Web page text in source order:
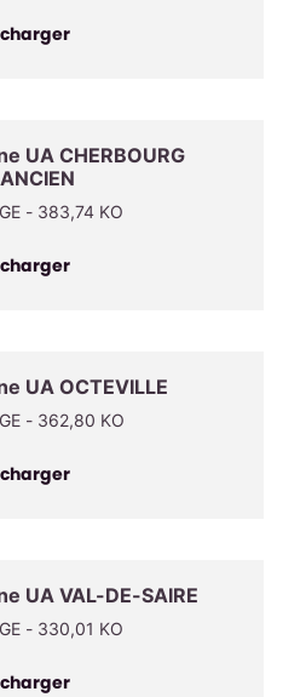
UA CHERBOURG
- 383,74 KO
UA OCTEVILLE
- 362,80 KO
UA VAL-DE-SAIRE
- 330,01 KO